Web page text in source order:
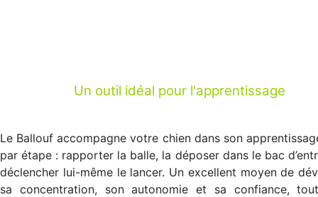
Un outil idéal pour l'apprentissage
Le Ballouf accompagne votre chien dans son
par étape : rapporter la balle, la déposer dans le bac
déclencher lui-même le lancer. Un excellent moyen de
sa concentration, son autonomie et sa confiance,